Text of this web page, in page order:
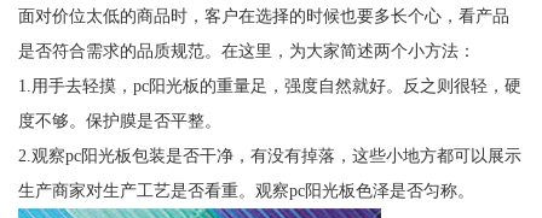
面对价位太低的商品时，客户在选择的时候也要多长个心，看产品
是否符合需求的品质规范。在这里，为大家简述两个小方法：
1.用手去轻摸，pc阳光板的重量足，强度自然就好。反之则很轻，硬
度不够。保护膜是否平整。
2.观察pc阳光板包装是否干净，有没有掉落，这些小地方都可以展示
生产商家对生产工艺是否看重。观察pc阳光板色泽是否匀称。